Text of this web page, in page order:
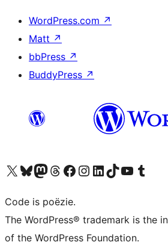
WordPress.com ↗
Matt ↗
bbPress ↗
BuddyPress ↗
Bezoek ons X (voorheen Twitter) account
Bezoek ons Bluesky account
Bezoek ons Mastodon account
Bezoek ons Threads account
Onze Facebook pagina bezoeken
Bezoek ons Instagram account
Bezoek ons LinkedIn account
Bezoek ons TikTok account
Bezoek ons YouTube kanaal
Bezoek ons
Code is poëzie.
The WordPress® trademark is the
of the WordPress Foundation.